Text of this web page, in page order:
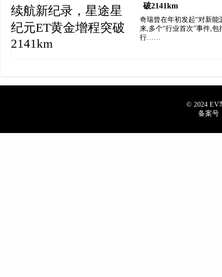
破2141km
奇瑞曾在年初发起“对新
来,多个“行业首次”事件,包
行……
© 2024 EV
备案号